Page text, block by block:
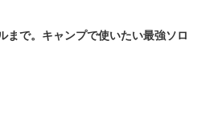
まで。キャンプで使いたい最強ソロ